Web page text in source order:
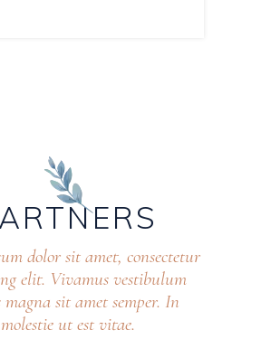
dolor sit amet, consectetur
elit. Vivamus vestibulum
magna sit amet semper. In
molestie ut est vitae.